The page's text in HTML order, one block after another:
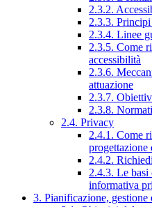
2.3.2.
2.3.3. Principi
2.3.4. Linee
2.3.5. Come
accessibilità
2.3.6.
attuazione
2.3.7.
2.3.8.
2.4. Privacy
2.4.1. Come
2.4.2.
2.4.3. Le basi
informativa
3. Pianificazione, gestione